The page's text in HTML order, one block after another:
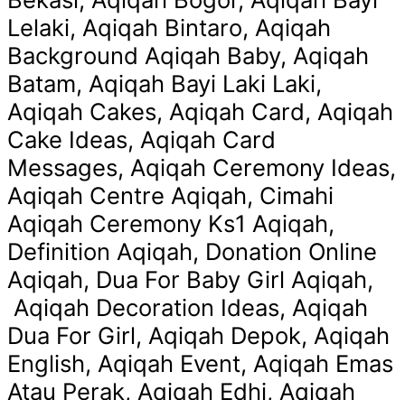
Lelaki, Aqiqah Bintaro, Aqiqah
Background Aqiqah Baby, Aqiqah
Batam, Aqiqah Bayi Laki Laki,
Aqiqah Cakes, Aqiqah Card, Aqiqah
Cake Ideas, Aqiqah Card
Messages, Aqiqah Ceremony Ideas,
Aqiqah Centre Aqiqah, Cimahi
Aqiqah Ceremony Ks1 Aqiqah,
Definition Aqiqah, Donation Online
Aqiqah, Dua For Baby Girl Aqiqah,
Aqiqah Decoration Ideas, Aqiqah
Dua For Girl, Aqiqah Depok, Aqiqah
English, Aqiqah Event, Aqiqah Emas
Atau Perak, Aqiqah Edhi, Aqiqah